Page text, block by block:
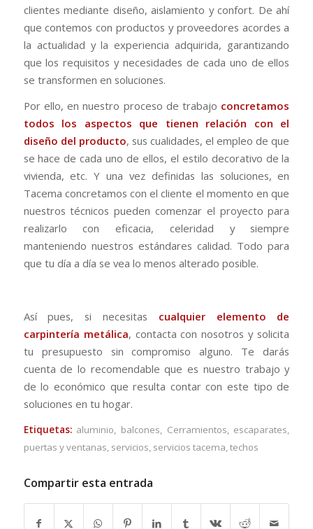
clientes mediante diseño, aislamiento y confort. De ahí
que contemos con productos y proveedores acordes a
la actualidad y la experiencia adquirida, garantizando
que los requisitos y necesidades de cada uno de ellos
se transformen en soluciones.
Por ello, en nuestro proceso de trabajo concretamos
todos los aspectos que tienen relación con el
diseño del producto, sus cualidades, el empleo de que
se hace de cada uno de ellos, el estilo decorativo de la
vivienda, etc. Y una vez definidas las soluciones, en
Tacema concretamos con el cliente el momento en que
nuestros técnicos pueden comenzar el proyecto para
realizarlo con eficacia, celeridad y siempre
manteniendo nuestros estándares calidad. Todo para
que tu día a día se vea lo menos alterado posible.
Así pues, si necesitas cualquier elemento de
carpintería metálica, contacta con nosotros y solicita
tu presupuesto sin compromiso alguno. Te darás
cuenta de lo recomendable que es nuestro trabajo y
de lo económico que resulta contar con este tipo de
soluciones en tu hogar.
Etiquetas: aluminio, balcones, Cerramientos, escaparates,
puertas y ventanas, servicios, servicios tacema,techos
Compartir esta entrada